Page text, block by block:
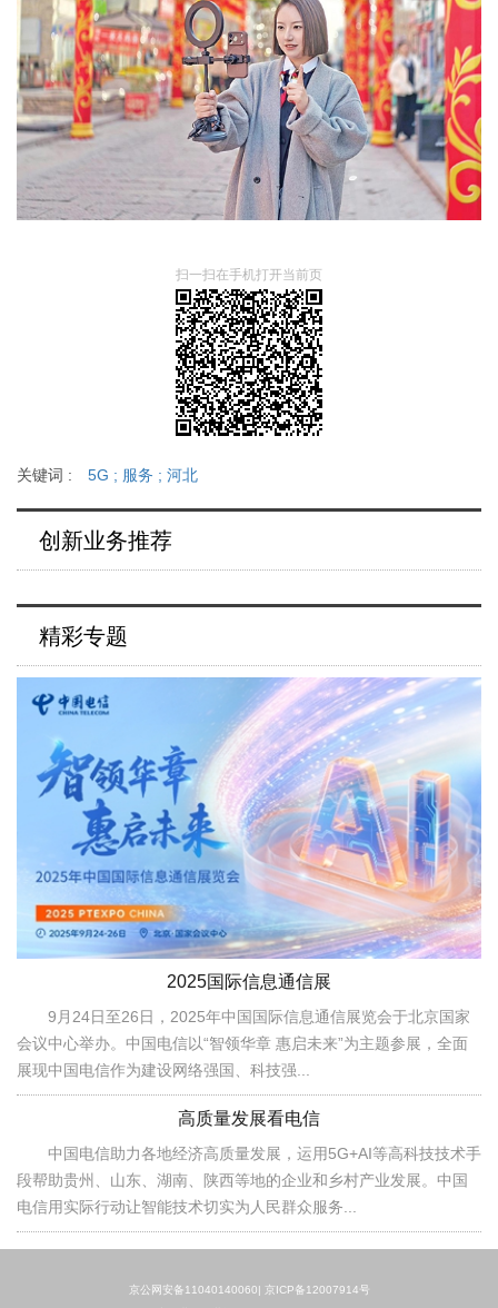
扫一扫在手机打开当前页
关键词 : 5G ; 服务 ; 河北
创新业务推荐
精彩专题
2025国际信息通信展
9月24日至26日，2025年中国国际信息通信展览会于北京国家
会议中心举办。中国电信以“智领华章 惠启未来”为主题参展，全面
展现中国电信作为建设网络强国、科技强...
高质量发展看电信
中国电信助力各地经济高质量发展，运用5G+AI等高科技技术手
段帮助贵州、山东、湖南、陕西等地的企业和乡村产业发展。中国
电信用实际行动让智能技术切实为人民群众服务...
京公网安备11040140060| 京ICP备12007914号